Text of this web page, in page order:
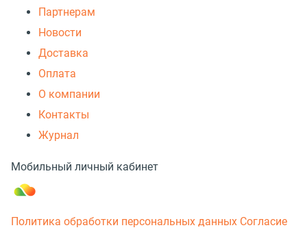
Партнерам
Новости
Доставка
Оплата
О компании
Контакты
Журнал
Мобильный личный кабинет
Политика обработки персональных данных Согласие